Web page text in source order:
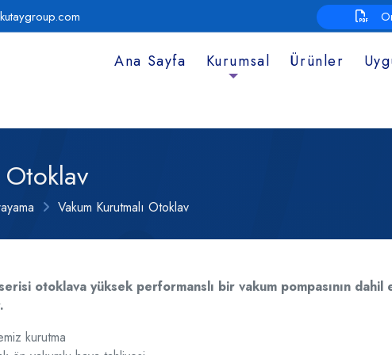
Ana Sayfa Kurumsal Ürünler
Otoklav
Vakum Kurutmalı Otoklav
otoklava yüksek performanslı bir vakum pompasının
kurutma